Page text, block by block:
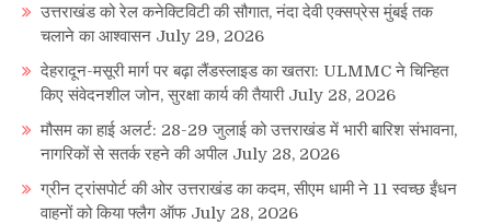
उत्तराखंड को रेल कनेक्टिविटी की सौगात, नंदा देवी एक्सप्रेस मुंबई तक
चलाने का आश्वासन July 29, 2026
देहरादून-मसूरी मार्ग पर बढ़ा लैंडस्लाइड का खतरा: ULMMC ने चिन्हित
किए संवेदनशील जोन, सुरक्षा कार्य की तैयारी July 28, 2026
मौसम का हाई अलर्ट: 28-29 जुलाई को उत्तराखंड में भारी बारिश संभावना,
नागरिकों से सतर्क रहने की अपील July 28, 2026
ग्रीन ट्रांसपोर्ट की ओर उत्तराखंड का कदम, सीएम धामी ने 11 स्वच्छ ईंधन
वाहनों को किया फ्लैग ऑफ July 28, 2026